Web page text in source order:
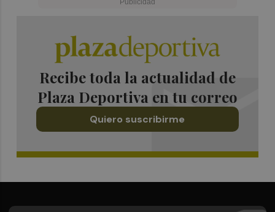
Recibe toda la actualidad de
Plaza Deportiva en tu correo
Quiero suscribirme